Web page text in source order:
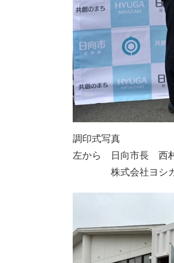
調印式写真
左から 日向市長 西
株式会社ヨシカ